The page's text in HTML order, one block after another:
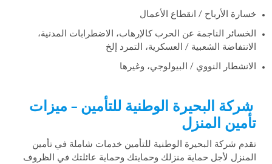
خسارة الأرباح / انقطاع الأعمال
الخسائر الناجمة عن الحرب كالإرهاب، الاضطرابات المدنية،
الانتفاضة الشعبية / العسكرية، التمرد إلخ
الانشطار النووي / البيولوجي، وغيرها
شركة البحيرة الوطنية للتأمين – ميزات
تأمين المنزل
تقدم شركة البحيرة الوطنية للتأمين خدمات شاملة في تأمين
المنزل لأجل حماية منزلك وحمايتك وحماية عائلتك في الظروف